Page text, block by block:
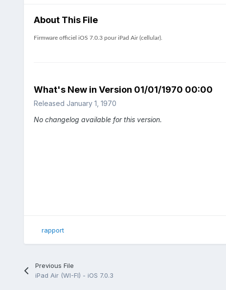
About This File
Firmware officiel iOS 7.0.3 pour iPad Air (cellular).
What's New in Version 01/01/1970 00:00
Released January 1, 1970
No changelog available for this version.
rapport
Previous File
iPad Air (WI-FI) - iOS 7.0.3